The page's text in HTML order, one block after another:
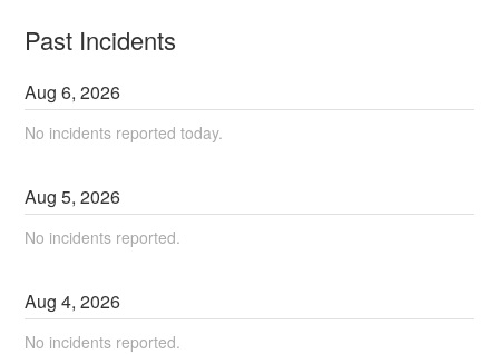
Past Incidents
Aug6,2026
No incidents reported today.
Aug5,2026
No incidents reported.
Aug4,2026
No incidents reported.